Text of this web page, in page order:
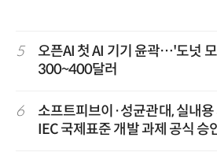
5
오픈AI 첫 AI 기기 윤곽…'도넛
300~400달러
6
소프트피브이·성균관대, 실내
IEC 국제표준 개발 과제 공식 승